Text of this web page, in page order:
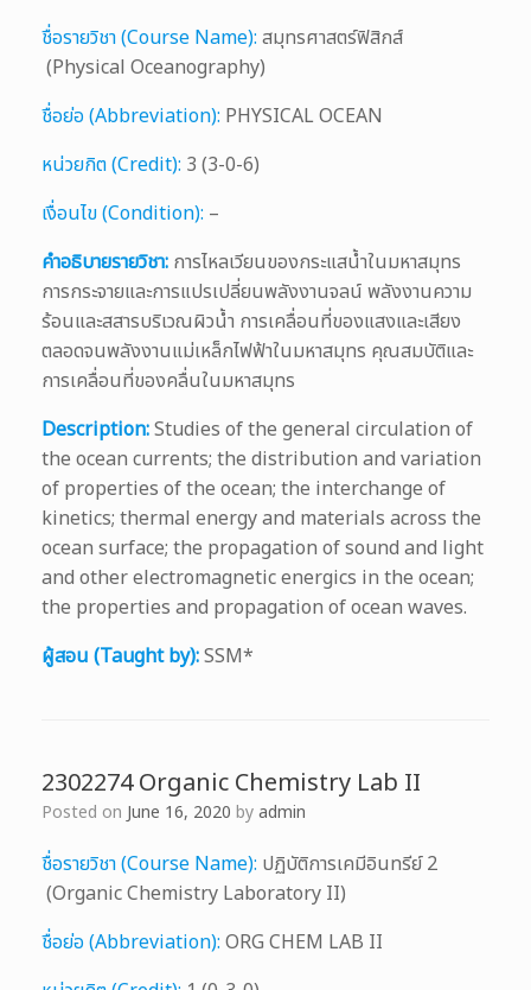
ชื่อรายวิชา (Course Name): สมุทรศาสตร์ฟิสิกส์
(Physical Oceanography)
ชื่อย่อ (Abbreviation): PHYSICAL OCEAN
หน่วยกิต (Credit): 3 (3-0-6)
เงื่อนไข (Condition): –
คำอธิบายรายวิชา: การไหลเวียนของกระแสน้ำในมหาสมุทร
การกระจายและการแปรเปลี่ยนพลังงานจลน์ พลังงานความ
ร้อนและสสารบริเวณผิวน้ำ การเคลื่อนที่ของแสงและเสียง
ตลอดจนพลังงานแม่เหล็กไฟฟ้าในมหาสมุทร คุณสมบัติและ
การเคลื่อนที่ของคลื่นในมหาสมุทร
Description:Studies of the general circulation of
the ocean currents; the distribution and variation
of properties of the ocean; the interchange of
kinetics; thermal energy and materials across the
ocean surface; the propagation of sound and light
and other electromagnetic energics in the ocean;
the properties and propagation of ocean waves.
ผู้สอน (Taught by):SSM*
2302274 Organic Chemistry Lab II
Posted on June 16, 2020 byadmin
ชื่อรายวิชา (Course Name): ปฏิบัติการเคมีอินทรีย์ 2
(Organic Chemistry Laboratory II)
ชื่อย่อ (Abbreviation): ORG CHEM LAB II